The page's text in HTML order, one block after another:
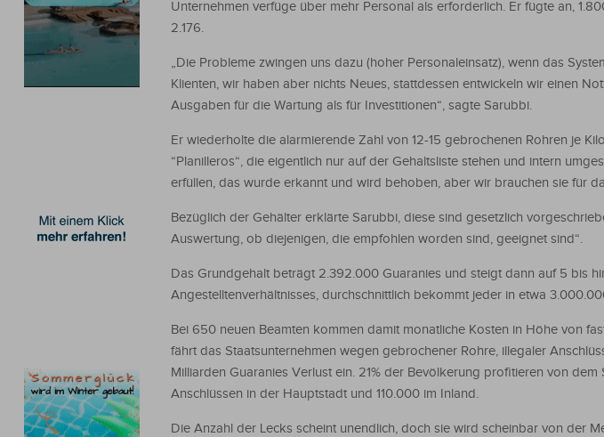
Unternehmen verfüge über mehr Personal als erforderlich. Er fügte an,
2.176.
„Die Probleme zwingen uns dazu (hoher Personaleinsatz), wenn das
Klienten, wir haben aber nichts Neues, stattdessen entwickeln wir einen
Ausgaben für die Wartung als für Investitionen“, sagte Sarubbi.
Er wiederholte die alarmierende Zahl von 12-15 gebrochenen Rohren je
“Planilleros“, die eigentlich nur auf der Gehaltsliste stehen und intern
erfüllen, das wurde erkannt und wird behoben, aber wir brauchen sie für
Bezüglich der Gehälter erklärte Sarubbi, diese sind gesetzlich
Auswertung, ob diejenigen, die empfohlen worden sind, geeignet sind“.
Das Grundgehalt beträgt 2.392.000 Guaranies und steigt dann auf 5 bis
Angestelltenverhältnisses, durchschnittlich bekommt jeder in etwa
Bei 650 neuen Beamten kommen damit monatliche Kosten in Höhe von
fährt das Staatsunternehmen wegen gebrochener Rohre, illegaler
Milliarden Guaranies Verlust ein. 21% der Bevölkerung profitieren von
Anschlüssen in der Hauptstadt und 110.000 im Inland.
Die Anzahl der Lecks scheint unendlich, doch sie wird scheinbar von der